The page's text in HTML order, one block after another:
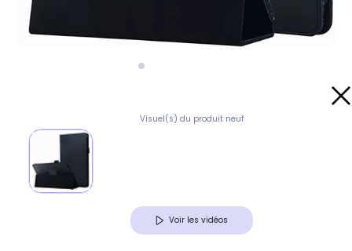
Visuel(s) du produit neuf
Voir les vidéos